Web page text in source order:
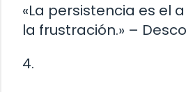
«La persistencia es el
la frustración.» –
4.